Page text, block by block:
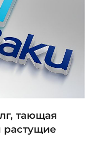
тающая
растущие